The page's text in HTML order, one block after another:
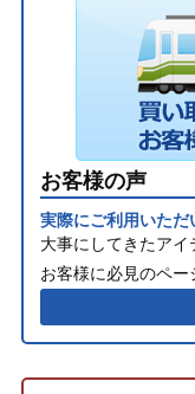
お客様の声
実際にご利用いた
大事にしてきたア
お客様に必見のペー